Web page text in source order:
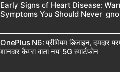
Early Signs of Heart Disease:
Symptoms You Should Never
OnePlus N6: प्रीमियम डिजाइन, दमदार
शानदार कैमरा वाला नया 5G स्मार्टफोन